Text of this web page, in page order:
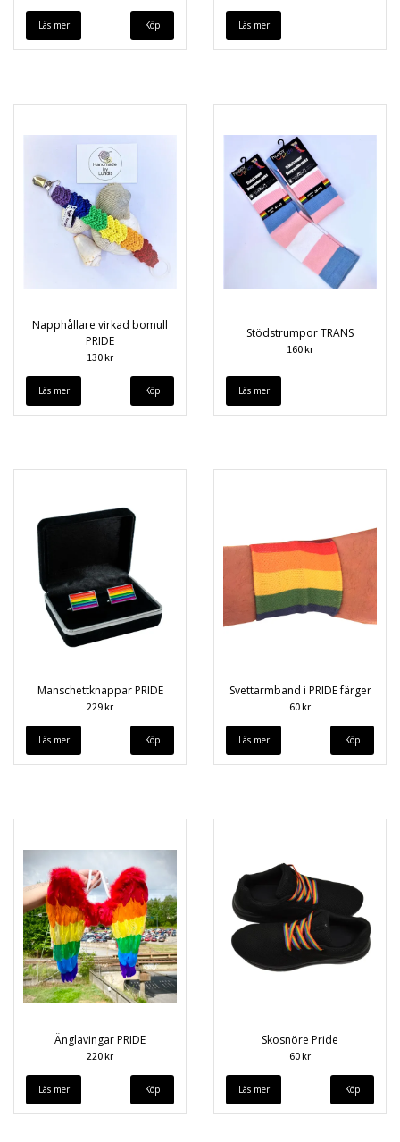
Läs mer Läs mer
Napphållare virkad bomull
PRIDE
130 kr
Läs mer
Stödstrumpor TRANS
160 kr
Läs mer
Manschettknappar PRIDE
229 kr
Läs mer
Svettarmband i PRIDE färger
60 kr
Läs mer
Änglavingar PRIDE
220 kr
Läs mer
Skosnöre Pride
60 kr
Läs mer Köp